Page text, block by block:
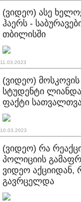
(ვიდეო) ასე
ჰაერს -
თბილისში
11.03.2023
(ვიდეო) მოსკოვის
სტუდენტი
ფაქტი
10.03.2023
(ვიდეო) რა
პოლიციის
ვიდეო აქციიდან,
გავრცელდა